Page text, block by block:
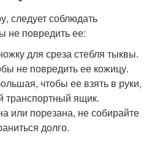
следует соблюдать
не повредить ее:
для среза стебля тыквы.
не повредить ее кожицу.
чтобы ее взять в руки,
транспортный ящик.
или порезана, не собирайте
долго.